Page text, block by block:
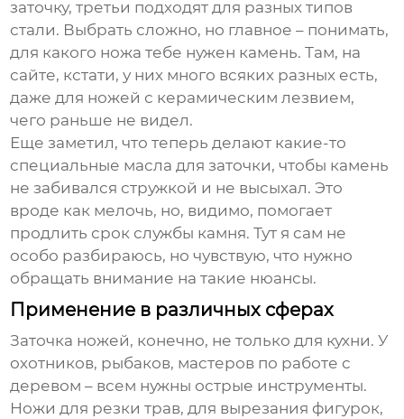
заточку, третьи подходят для разных типов
стали. Выбрать сложно, но главное – понимать,
для какого ножа тебе нужен камень. Там, на
сайте, кстати, у них много всяких разных есть,
даже для ножей с керамическим лезвием,
чего раньше не видел.
Еще заметил, что теперь делают какие-то
специальные масла для заточки, чтобы камень
не забивался стружкой и не высыхал. Это
вроде как мелочь, но, видимо, помогает
продлить срок службы камня. Тут я сам не
особо разбираюсь, но чувствую, что нужно
обращать внимание на такие нюансы.
Применение в различных сферах
Заточка ножей, конечно, не только для кухни. У
охотников, рыбаков, мастеров по работе с
деревом – всем нужны острые инструменты.
Ножи для резки трав, для вырезания фигурок,